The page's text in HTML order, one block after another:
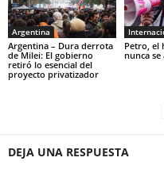
Argentina
Argentina – Dura derrota
de Milei: El gobierno
retiró lo esencial del
proyecto privatizador
Petro, el
nunca
DEJA UNA RESPUESTA